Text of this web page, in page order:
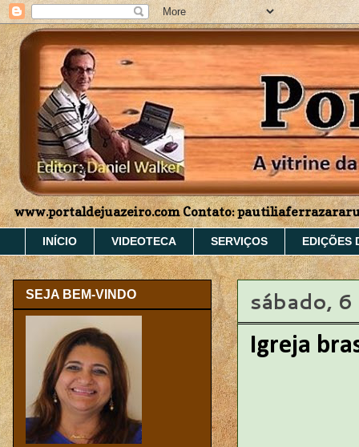
www.portaldejuazeiro.com Contato:
INÍCIO VIDEOTECA SERVIÇOS EDIÇÕES
sábado,
Igreja
SEJA BEM-VINDO